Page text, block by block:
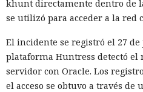
funcionamiento
favor de los streams nativos de
renderizado permite procesar
sin cambiar el código de las
khunt directamente dentro de
se utilizó para acceder a la red
El incidente se registró el 27
plataforma Huntress detectó el
servidor con Oracle. Los
el acceso se obtuvo a través